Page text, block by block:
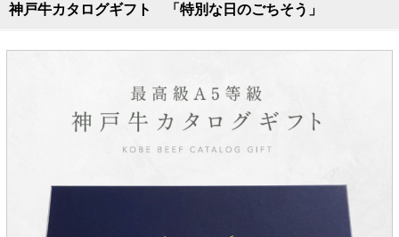
神戸牛カタログギフト 「特別な日のごちそう」